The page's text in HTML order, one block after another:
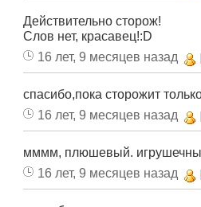
Действительно сторож!
Слов нет, красавец!:D
16 лет, 9 месяцев назад
спасибо,пока сторожит
16 лет, 9 месяцев назад
мммм, плюшевый.
16 лет, 9 месяцев назад